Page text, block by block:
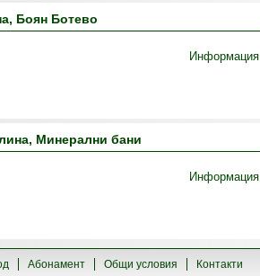
Боян Ботево
Информация
Минерални бани
Информация
Абонамент Общи условия Контакти